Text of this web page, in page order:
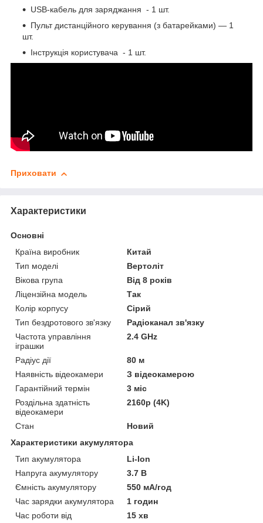
USB-кабель для заряджання - 1 шт.
Пульт дистанційного керування (з батарейками) — 1
шт.
Інструкція користувача - 1 шт.
Приховати
Характеристики
Основні
Країна виробник
Китай
Тип моделі
Вертоліт
Вікова група
Від 8 років
Ліцензійна модель
Так
Колір корпусу
Сірий
Тип бездротового зв'язку
Радіоканал зв'язку
Частота управління
іграшки
2.4 GHz
Радіус дії
80 м
Наявність відеокамери
З відеокамерою
Гарантійний термін
3 міс
Роздільна здатність
відеокамери
2160p (4K)
Стан
Новий
Характеристики акумулятора
Тип акумулятора
Li-Ion
Напруга акумулятору
3.7 В
Ємність акумулятору
550 мА/год
Час зарядки акумулятора
1 годин
Час роботи від
15 хв